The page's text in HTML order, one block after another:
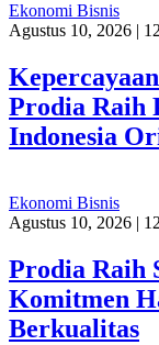
Ekonomi Bisnis
Agustus 10, 2026 |
Prodia Raih
Indonesia
Ekonomi Bisnis
Agustus 10, 2026 |
Prodia Raih
Komitmen
Berkualitas